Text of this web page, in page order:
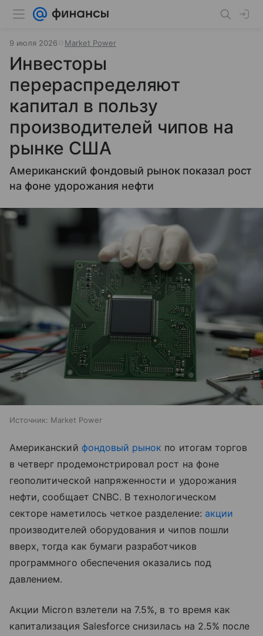
9 июля 2026 Market Power
Инвесторы
перераспределяют
капитал в пользу
производителей чипов на
рынке США
Американский фондовый рынок показал рост
на фоне удорожания нефти
Источник: Market Power
Американский фондовый рынок по итогам торгов
в четверг продемонстрировал рост на фоне
геополитической напряженности и удорожания
нефти, сообщает CNBC. В технологическом
секторе наметилось четкое разделение: акции
производителей оборудования и чипов пошли
вверх, тогда как бумаги разработчиков
программного обеспечения оказались под
давлением.
Акции Micron взлетели на 7.5%, в то время как
капитализация Salesforce снизилась на 2.5% после